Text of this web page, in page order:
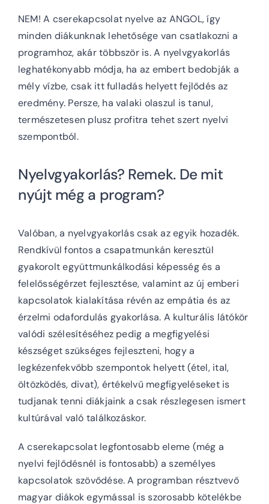
NEM! A cserekapcsolat nyelve az ANGOL, így
minden diákunknak lehetősége van csatlakozni a
programhoz, akár többször is. A nyelvgyakorlás
leghatékonyabb módja, ha az embert bedobják a
mély vízbe, csak itt fulladás helyett fejlődés az
eredmény. Persze, ha valaki olaszul is tanul,
természetesen plusz profitra tehet szert nyelvi
szempontból.
Nyelvgyakorlás? Remek. De mit
nyújt még a program?
Valóban, a nyelvgyakorlás csak az egyik hozadék.
Rendkívül fontos a csapatmunkán keresztül
gyakorolt együttmunkálkodási képesség és a
felelősségérzet fejlesztése, valamint az új emberi
kapcsolatok kialakítása révén az empátia és az
érzelmi odafordulás gyakorlása. A kulturális látókör
valódi szélesítéséhez pedig a megfigyelési
készséget szükséges fejleszteni, hogy a
legkézenfekvőbb szempontok helyett (étel, ital,
öltözködés, divat), értékelvű megfigyeléseket is
tudjanak tenni diákjaink a csak részlegesen ismert
kultúrával való találkozáskor.
A cserekapcsolat legfontosabb eleme (még a
nyelvi fejlődésnél is fontosabb) a személyes
kapcsolatok szövődése. A programban résztvevő
magyar diákok egymással is szorosabb kötelékbe